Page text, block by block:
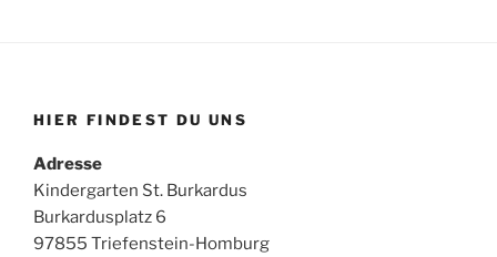
HIER FINDEST DU UNS
Adresse
Kindergarten St. Burkardus
Burkardusplatz 6
97855 Triefenstein-Homburg